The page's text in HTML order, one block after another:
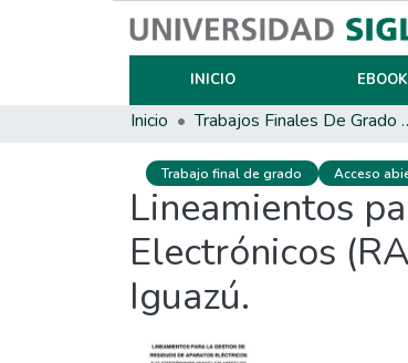
INICIO
Inicio Trabajos
Trabajo final de grado Acceso
Lineamientos
Electrónicos
Iguazú.